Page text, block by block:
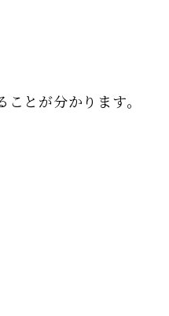
とが分かります。